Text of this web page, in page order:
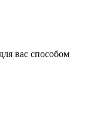
вас способом